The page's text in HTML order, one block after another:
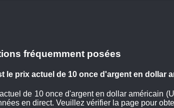
fréquemment posées
le prix actuel de 10 once d'argent en dollar
de 10 once d'argent en dollar américain
en direct. Veuillez vérifier la page pour